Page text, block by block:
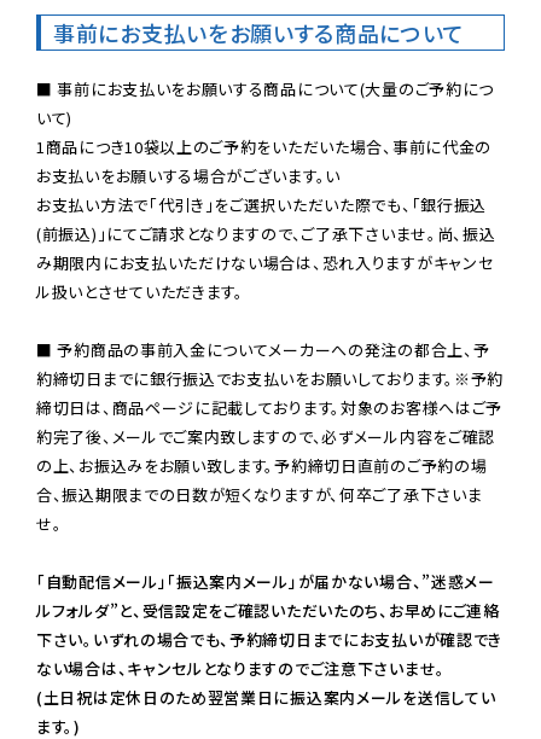
事前にお支払いをお願いする商品について
■ 事前にお支払いをお願いする商品について(大量のご予約につ
いて)
1商品につき10袋以上のご予約をいただいた場合、事前に代金の
お支払いをお願いする場合がございます。い
お支払い方法で「代引き」をご選択いただいた際でも、「銀行振込
(前振込)」にてご請求となりますので、ご了承下さいませ。尚、振込
み期限内にお支払いただけない場合は、恐れ入りますがキャンセ
ル扱いとさせていただきます。
■ 予約商品の事前入金についてメーカーへの発注の都合上、予
約締切日までに銀行振込でお支払いをお願いしております。※予約
締切日は、商品ページに記載しております。対象のお客様へはご予
約完了後、メールでご案内致しますので、必ずメール内容をご確認
の上、お振込みをお願い致します。予約締切日直前のご予約の場
合、振込期限までの日数が短くなりますが、何卒ご了承下さいま
せ。
「自動配信メール」「振込案内メール」が届かない場合、”迷惑メー
ルフォルダ”と、受信設定をご確認いただいたのち、お早めにご連絡
下さい。いずれの場合でも、予約締切日までにお支払いが確認でき
ない場合は、キャンセルとなりますのでご注意下さいませ。
(土日祝は定休日のため翌営業日に振込案内メールを送信してい
ます。)